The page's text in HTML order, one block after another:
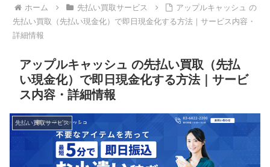
ホーム 先払い買取サービス
アップルキャッシュ の
先払い買取（先払い現金化）で即日現金化する方法｜サービス内容・
詳細情報
アップルキャッシュ の先払い買取（先払
い現金化）で即日現金化する方法｜サービ
ス内容・詳細情報
先払い買取サービス